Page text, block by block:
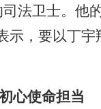
法卫士。他
，要以丁
心使命担当